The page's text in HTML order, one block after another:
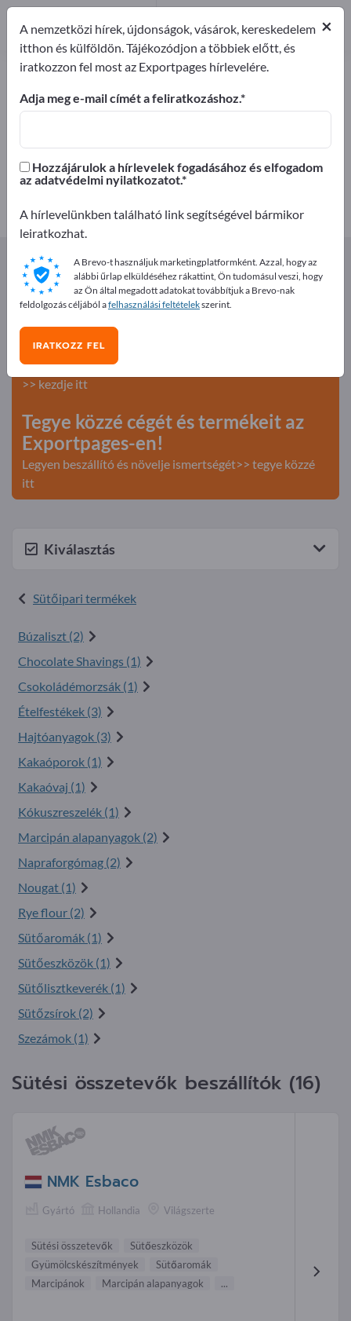
Sütési összetevők – gyártók és
beszállítók keresése
Forgalmazó
Exportpages
Élelmiszer-feldolgozás termékei és italok
Sütőipari termékek
Sütési összetevők
Hirdessen ingyen az Exportpages-
en!
Keresés – Ajánlatok – Használt áruk – Üzleti kapcsolatok
>> kezdje itt
Tegye közzé cégét és termékeit az
Exportpages-en!
Legyen beszállító és növelje ismertségét>> tegye közzé
itt
Kiválasztás
Sütőipari termékek
Búzaliszt (2)
Chocolate Shavings (1)
Csokoládémorzsák (1)
Ételfestékek (3)
Hajtóanyagok (3)
Kakaóporok (1)
Kakaóvaj (1)
Kókuszreszelék (1)
Marcipán alapanyagok (2)
Napraforgómag (2)
Nougat (1)
Rye flour (2)
Sütőaromák (1)
Sütőeszközök (1)
Sütőlisztkeverék (1)
Sütőzsírok (2)
Szezámok (1)
Sütési összetevők beszállítók (16)
NMK Esbaco
Gyártó Hollandia Világszerte
Sütési összetevők
Sütőeszközök
Gyümölcskészítmények
Sütőaromák
Marcipánok
Marcipán alapanyagok ...
×
A nemzetközi hírek, újdonságok, vásárok, kereskedelem
itthon és külföldön. Tájékozódjon a többiek előtt, és
iratkozzon fel most az Exportpages hírlevelére.
Adja meg e-mail címét a feliratkozáshoz.
Hozzájárulok a hírlevelek fogadásához és elfogadom
az adatvédelmi nyilatkozatot.
A hírlevelünkben található link segítségével bármikor
leiratkozhat.
A Brevo-t használjuk marketingplatformként. Azzal, hogy az
alábbi űrlap elküldéséhez rákattint, Ön tudomásul veszi, hogy
az Ön által megadott adatokat továbbítjuk a Brevo-nak
feldolgozás céljából afelhasználási feltételekszerint.
IRATKOZZ FEL